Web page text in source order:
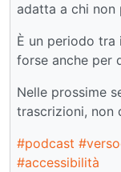
adatta a chi non
È un periodo tra
forse anche per
Nelle prossime
trascrizioni, non
#podcast
#accessibilità